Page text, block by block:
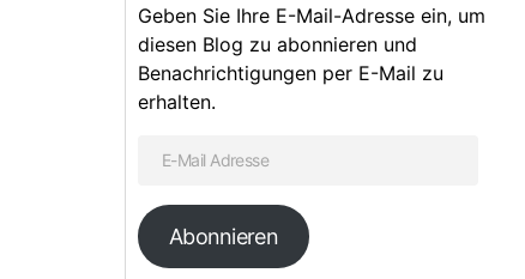
Geben Sie Ihre E-Mail-Adresse ein, um
diesen Blog zu abonnieren und
Benachrichtigungen per E-Mail zu
erhalten.
Abonnieren